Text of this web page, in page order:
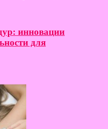
инновации
для